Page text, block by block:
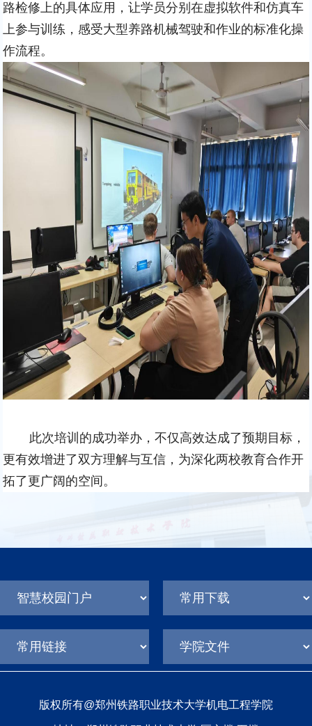
路检修上的具体应用，让学员分别在虚拟软件和仿真车
上参与训练，感受大型养路机械驾驶和作业的标准化操
作流程。
此次培训的成功举办，不仅高效达成了预期目标，
更有效增进了双方理解与互信，为深化两校教育合作开
拓了更广阔的空间。
版权所有@郑州铁路职业技术大学机电工程学院